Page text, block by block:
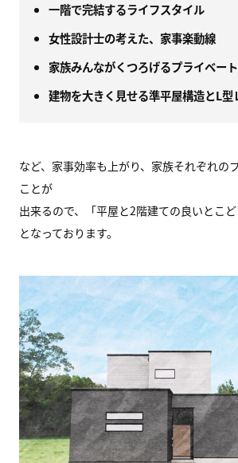
一階で完結するライフスタイル
女性設計士の考えた、家事楽動線
家族みんながくつろげるプライベー
建物を大きく見せる準平屋構造とL型
など、家事効率も上がり、家族それぞれの
ことが
出来るので、「平屋と2階建ての良いとこ
となっております。